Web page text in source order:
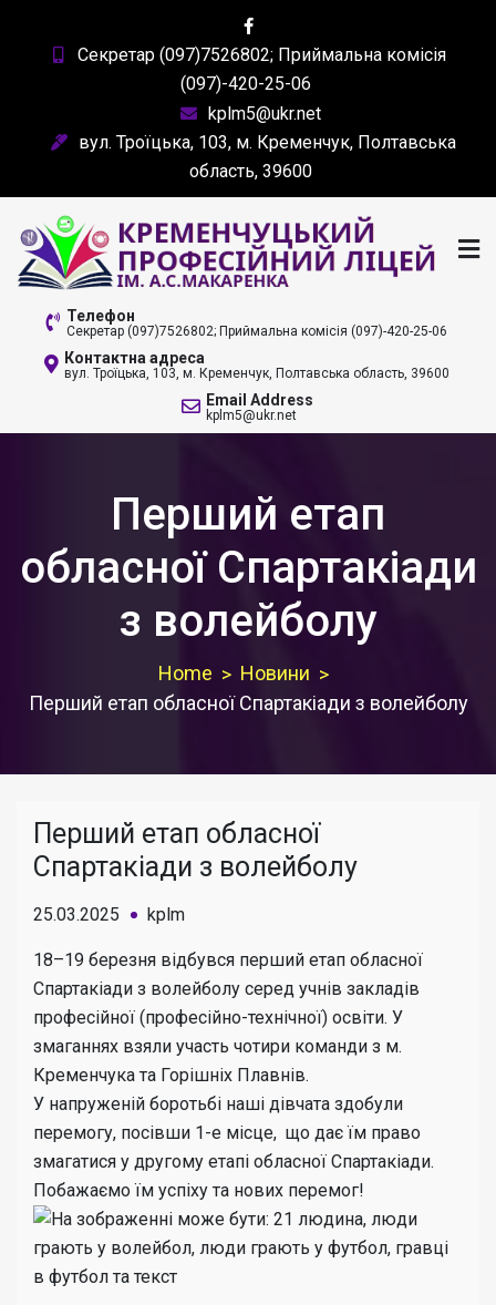
content
Секретар (097)7526802; Приймальна комісія
(097)-420-25-06
kplm5@ukr.net
вул. Троїцька, 103, м. Кременчук, Полтавська
область, 39600
КРЕМЕНЧУЦЬКИЙ
ПРОФЕСІЙНИЙ ЛІЦЕЙ
ІМ. А. С. МАКАРЕНКА
Телефон
Секретар (097)7526802; Приймальна комісія (097)-420-25-06
Контактна адреса
вул. Троїцька, 103, м. Кременчук, Полтавська область, 39600
Email Address
kplm5@ukr.net
Перший етап
обласної Спартакіади
з волейболу
Home
Новини
Перший етап обласної Спартакіади з волейболу
Перший етап обласної
Спартакіади з волейболу
25.03.2025 kplm
18–19 березня відбувся перший етап обласної
Спартакіади з волейболу серед учнів закладів
професійної (професійно-технічної) освіти. У
змаганнях взяли участь чотири команди з м.
Кременчука та Горішніх Плавнів.
У напруженій боротьбі наші дівчата здобули
перемогу, посівши 1-е місце, що дає їм право
змагатися у другому етапі обласної Спартакіади.
Побажаємо їм успіху та нових перемог!